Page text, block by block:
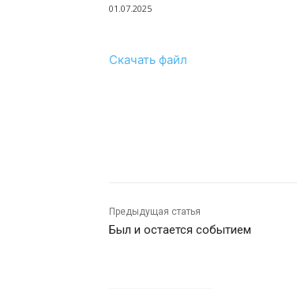
01.07.2025
Скачать файл
Предыдущая статья
Был и остается событием